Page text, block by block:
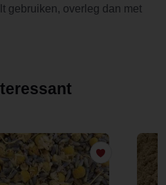
gebruiken, overleg dan met